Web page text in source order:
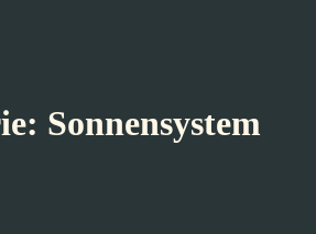
Sonnensystem